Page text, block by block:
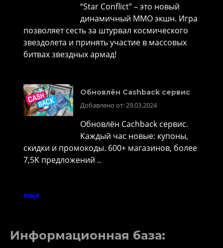
“Star Conflict” – это новый
динамичный MMO экшн. Игра
позволяет сесть за штурвал космического
звездолета и принять участие в массовых
битвах звездных армад!
Обновлён Cashback сервис
Добавлено от: 29.03.2024
Обновлён Cachback сервис.
Каждый час новые: купоны,
скидки и промокоды. 600+ магазинов, более
7,5K предложений ..
еще
Информационная база: